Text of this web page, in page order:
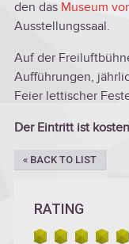
den das Museum
Ausstellungssaal.
Auf der
Aufführungen,
Feier lettischer
Der Eintritt ist
« BACK TO LIST
RATING